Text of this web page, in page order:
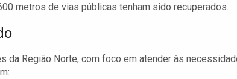
metros de vias públicas tenham sido recuperados.
Região Norte, com foco em atender às